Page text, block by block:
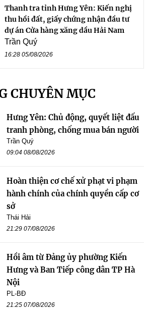
Thanh tra tỉnh Hưng Yên: Kiến nghị
thu hồi đất, giấy chứng nhận đầu tư
dự án Cửa hàng xăng dầu Hải Nam
Trần Quý
16:28 05/08/2026
CHUYÊN MỤC
Hưng Yên: Chủ động, quyết liệt đấu
tranh phòng, chống mua bán người
Trần Quý
09:04 08/08/2026
Hoàn thiện cơ chế xử phạt vi phạm
hành chính của chính quyền cấp cơ
sở
Thái Hải
21:29 07/08/2026
Hồi âm từ Đảng ủy phường Kiến
Hưng và Ban Tiếp công dân TP Hà
Nội
PL-BĐ
21:25 07/08/2026